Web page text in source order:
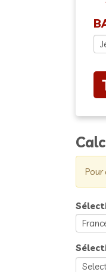
Pour